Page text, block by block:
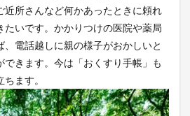
近所さんなど何かあったときに頼れ
たいです。かかりつけの医院や薬局
、電話越しに親の様子がおかしいと
きます。今は「おくすり手帳」も
ます。